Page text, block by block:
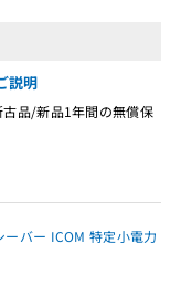
説明
品/新品1年間の無償保
ーバー ICOM 特定小電力（